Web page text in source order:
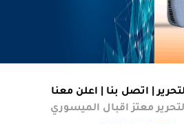
اتصل بنا
اعلن معنا
معتز اقبال الميسوري